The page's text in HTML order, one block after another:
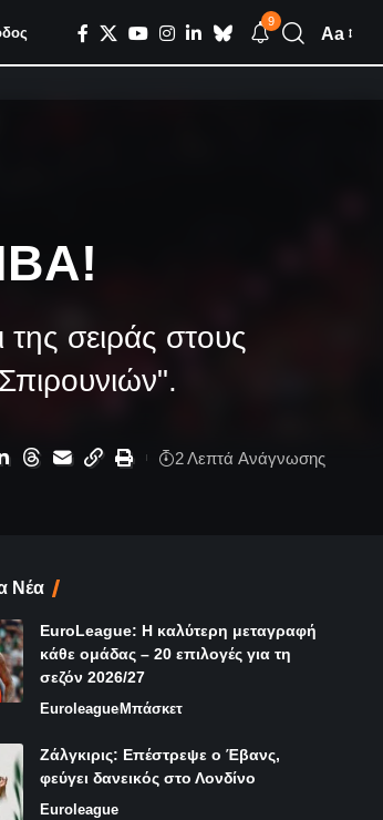
9
Aa
σειράς στους
2 Λεπτά Aνάγνωσης
Νέα
EuroLeague: Η καλύτερη μεταγραφή
κάθε ομάδας – 20 επιλογές για τη
σεζόν 2026/27
EuroleagueΜπάσκετ
Ζάλγκιρις: Επέστρεψε ο Έβανς,
φεύγει δανεικός στο Λονδίνο
Euroleague